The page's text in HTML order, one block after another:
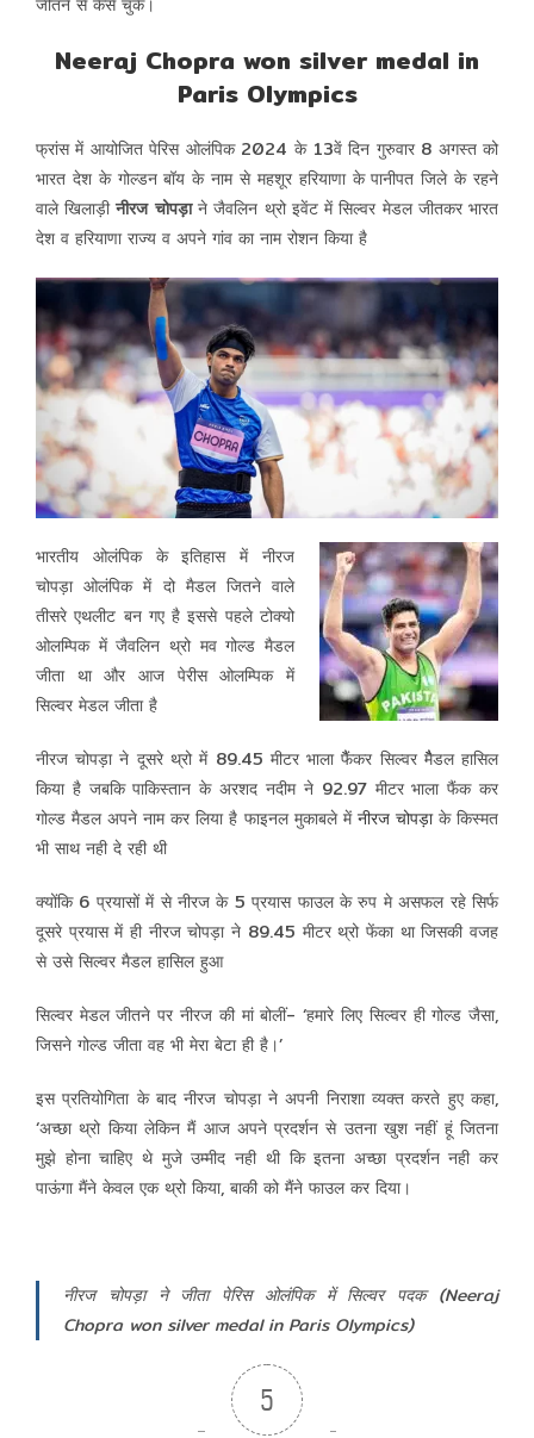
Neeraj Chopra won silver medal in
Paris Olympics
फ्रांस में आयोजित पेरिस ओलंपिक 2024 के 13वें दिन गुरुवार 8 अगस्त को
भारत देश के गोल्डन बॉय के नाम से महशूर हरियाणा के पानीपत जिले के रहने
वाले खिलाड़ीनीरज चोपड़ाने जैवलिन थ्रो इवेंट में सिल्वर मेडल जीतकर भारत
देश व हरियाणा राज्य व अपने गांव का नाम रोशन किया है
भारतीय ओलंपिक के इतिहास में नीरज
चोपड़ा ओलंपिक में दो मैडल जितने वाले
तीसरे एथलीट बन गए है इससे पहले टोक्यो
ओलम्पिक में जैवलिन थ्रो मव गोल्ड मैडल
जीता था और आज पेरीस ओलम्पिक में
सिल्वर मेडल जीता है
नीरज चोपड़ा ने दूसरे थ्रो में 89.45 मीटर भाला फैैंकर सिल्वर मैैैडल हासिल
किया है जबकि पाकिस्तान के अरशद नदीम ने 92.97 मीटर भाला फैंककर
गोल्ड मैडल अपने नाम कर लिया है फाइनल मुकाबले मेंनीरज चोपड़ाके किस्मत
भी साथ नही दे रही थी
क्योंकि 6 प्रयासों में से नीरज के 5 प्रयास फाउल के रुप मे असफल रहे सिर्फ
दूसरे प्रयास में ही नीरज चोपड़ा ने 89.45 मीटर थ्रो फेंका था जिसकी वजह
से उसे सिल्वर मैडल हासिल हुआ
सिल्वर मेडल जीतने पर नीरज की मां बोलीं- ‘हमारे लिए सिल्वर ही गोल्ड जैसा,
जिसने गोल्ड जीता वह भी मेरा बेटा ही है।’
इस प्रतियोगिता के बादनीरज चोपड़ा ने अपनी निराशा व्यक्त करते हुए कहा,
‘अच्छा थ्रो किया लेकिन मैं आज अपने प्रदर्शन से उतना खुश नहीं हूं जितना
मुझे होना चाहिए थे मुजे उम्मीद नही थी कि इतना अच्छा प्रदर्शन नही कर
पाऊंगा मैंने केवल एक थ्रो किया, बाकी को मैंने फाउल कर दिया।
नीरज चोपड़ा ने जीता पेरिस ओलंपिक में सिल्वर पदक (Neeraj
Chopra won silver medal in Paris Olympics)
5